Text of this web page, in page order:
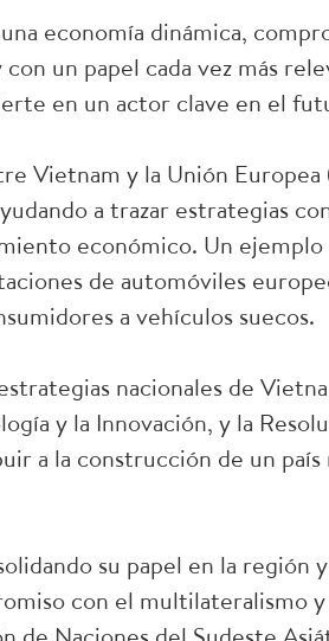
economía dinámica,
un papel cada vez más
en un actor clave en el
Vietnam y la Unión Europea
a trazar estrategias
económico. Un
de automóviles
a vehículos suecos.
nacionales de
y la Innovación, y la
a la construcción de un
su papel en la región
con el multilateralismo